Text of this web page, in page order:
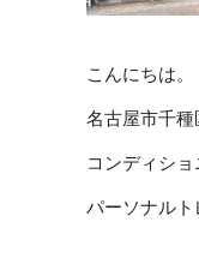
こんにちは。
名古屋市千種
コンディシ
パーソナルト